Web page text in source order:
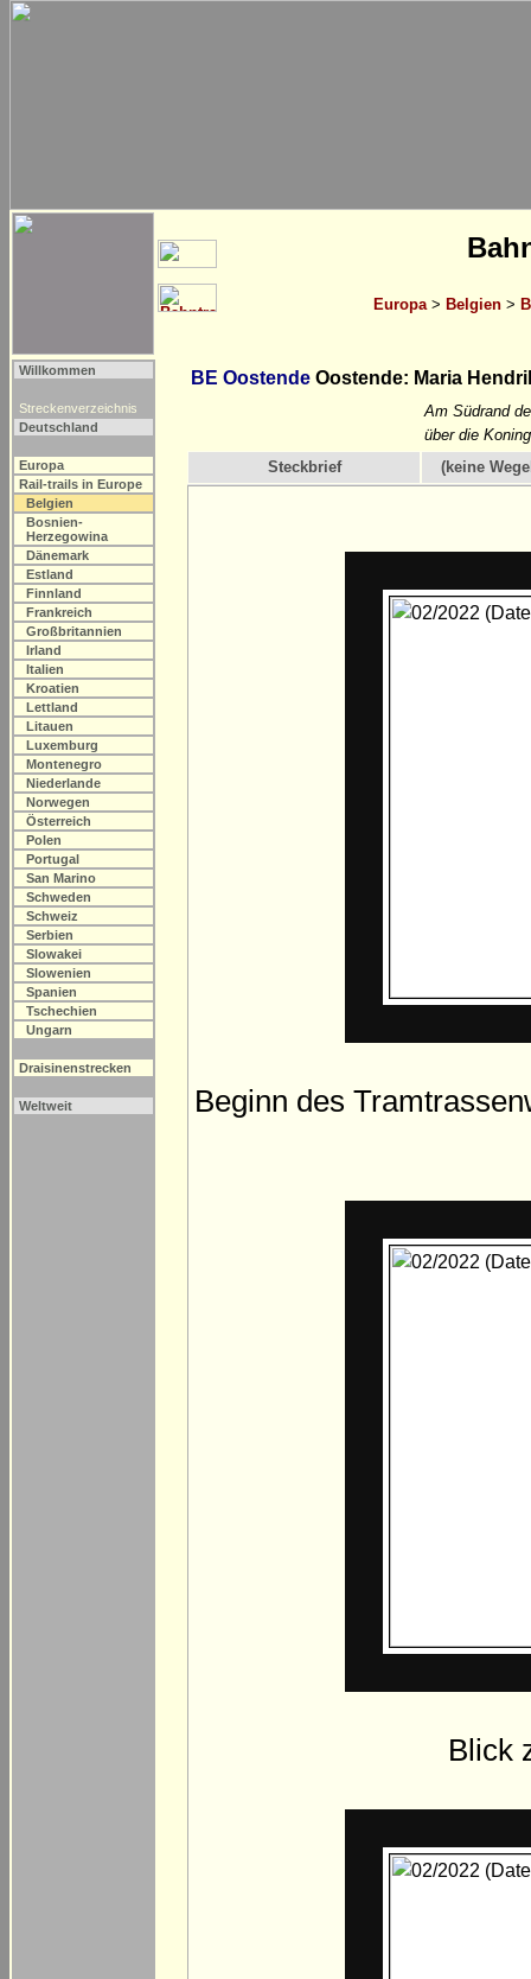
Europa> Belgien>
Willkommen
Streckenverzeichnis
Deutschland
Europa
Rail-trails in Europe
Belgien
Bosnien-
Herzegowina
Dänemark
Estland
Finnland
Frankreich
Großbritannien
Irland
Italien
Kroatien
Lettland
Litauen
Luxemburg
Montenegro
Niederlande
Norwegen
Österreich
Polen
Portugal
San Marino
Schweden
Schweiz
Serbien
Slowakei
Slowenien
Spanien
Tschechien
Ungarn
Draisinenstrecken
Weltweit
BE Oostende Oostende: Maria
Am Südrand
über die
Steckbrief
(keine
Beginn des
Blick